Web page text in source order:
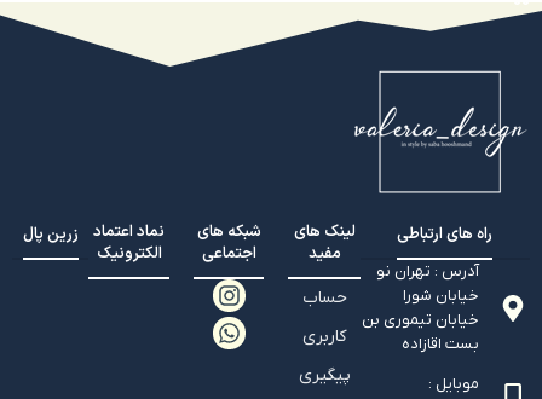
راه های ارتباطی
آدرس : تهران نو
خیابان شورا
خیابان تيموري بن
بست اقازاده
موبایل :
لینک های
مفید
حساب
کاربری
پیگیری
شبکه های
اجتماعی
نماد اعتماد
الکترونیک
زرین پال